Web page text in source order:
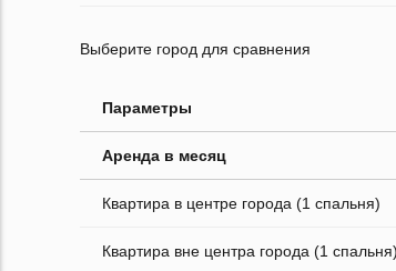
Выберите город для сравнения
Параметры
Аренда в месяц
Квартира в центре города (1 спальня)
Квартира вне центра города (1 спальня)